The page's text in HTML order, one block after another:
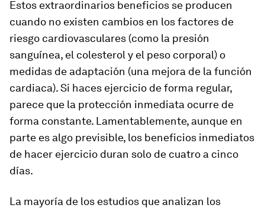
Estos extraordinarios beneficios se producen
cuando no existen cambios en los factores de
riesgo cardiovasculares (como la presión
sanguínea, el colesterol y el peso corporal) o
medidas de adaptación (una mejora de la función
cardiaca). Si haces ejercicio de forma regular,
parece que la protección inmediata ocurre de
forma constante. Lamentablemente, aunque en
parte es algo previsible, los beneficios inmediatos
de hacer ejercicio duran solo de cuatro a cinco
días.
La mayoría de los estudios que analizan los